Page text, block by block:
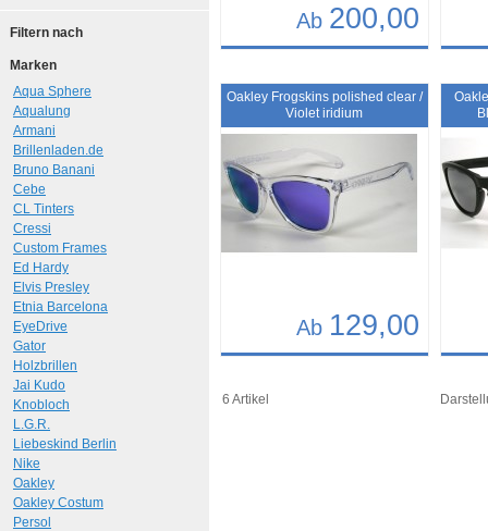
Ab 200,00
Art.-Nr.: 10261 Art.-
Oakley Frogskins polished clear /
Violet iridium
Ab 129,00
Art.-Nr.: 9411 Art.-
6 Artikel
Filtern nach
Marken
Aqua Sphere
Aqualung
Armani
Brillenladen.de
Bruno Banani
Cebe
CL Tinters
Cressi
Custom Frames
Ed Hardy
Elvis Presley
Etnia Barcelona
EyeDrive
Gator
Holzbrillen
Jai Kudo
Knobloch
L.G.R.
Liebeskind Berlin
Nike
Oakley
Oakley Costum
Persol